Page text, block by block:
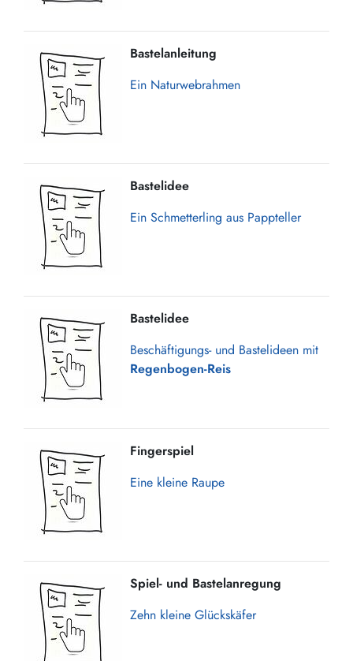
Bastelanleitung
Ein Naturwebrahmen
Bastelidee
Ein Schmetterling aus Pappteller
Bastelidee
Beschäftigungs- und Bastelideen mit
Regenbogen-Reis
Fingerspiel
Eine kleine Raupe
Spiel- und Bastelanregung
Zehn kleine Glückskäfer